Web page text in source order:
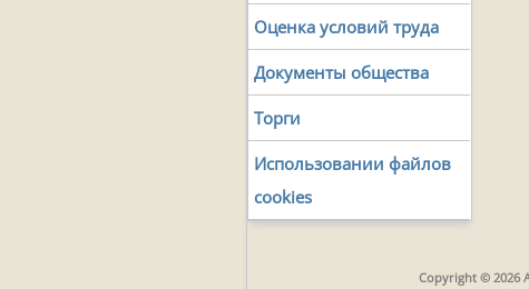
Оценка условий труда
Документы общества
Торги
Использовании файлов
cookies
Copyright © 2026